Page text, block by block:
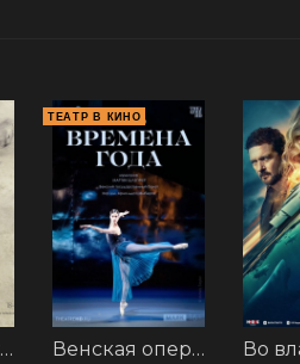
Наум. Предчувствия
ТЕАТР В КИНО
Венская опера: Времена года